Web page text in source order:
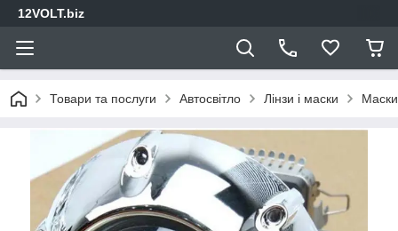
12VOLT.biz
Товари та послуги Автосвітло Лінзи і маски